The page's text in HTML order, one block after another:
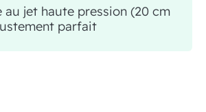
au jet haute pression (20 cm
parfait